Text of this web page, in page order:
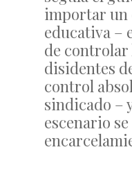
importar un
educativa –
de controlar
disidentes
control
sindicado –
escenario